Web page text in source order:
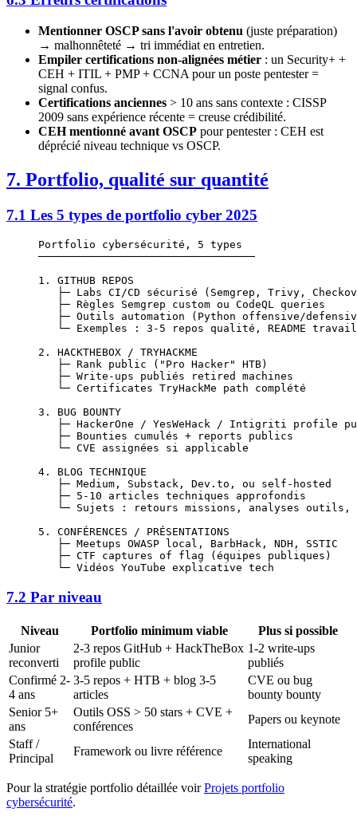
Mentionner OSCP sans l'avoir obtenu (juste préparation)
→ malhonnêteté → tri immédiat en entretien.
Empiler certifications non-alignées métier : un Security+ +
CEH + ITIL + PMP + CCNA pour un poste pentester =
signal confus.
Certifications anciennes > 10 ans sans contexte : CISSP
2009 sans expérience récente = creuse crédibilité.
CEH mentionné avant OSCP pour pentester : CEH est
déprécié niveau technique vs OSCP.
7. Portfolio, qualité sur quantité
7.1 Les 5 types de portfolio cyber 2025
Portfolio cybersécurité, 5 types
──────────────────────────────────
1. GITHUB REPOS
├─ Labs CI/CD sécurisé (Semgrep, Trivy,
   ├─ Règles Semgrep custom ou CodeQL queries
├─ Outils automation (Python offensive/
└─ Exemples : 3-5 repos qualité, README
2. HACKTHEBOX / TRYHACKME
   ├─ Rank public ("Pro Hacker" HTB)
   ├─ Write-ups publiés retired machines
   └─ Certificates TryHackMe path complété
3. BUG BOUNTY
├─ HackerOne / YesWeHack / Intigriti profile
   ├─ Bounties cumulés + reports publics
   └─ CVE assignées si applicable
4. BLOG TECHNIQUE
   ├─ Medium, Substack, Dev.to, ou self-hosted
   ├─ 5-10 articles techniques approfondis
└─ Sujets : retours missions, analyses outils,
5. CONFÉRENCES / PRÉSENTATIONS
   ├─ Meetups OWASP local, BarbHack, NDH, SSTIC
   ├─ CTF captures of flag (équipes publiques)
   └─ Vidéos YouTube explicative tech
7.2 Par niveau
Niveau Portfolio minimum viable
Plus si possible
Junior
reconverti
2-3 repos GitHub + HackTheBox
profile public
1-2 write-ups
publiés
Confirmé 2-
4 ans
3-5 repos + HTB + blog 3-5
articles
CVE ou bug
bounty bounty
Senior 5+
ans
Outils OSS > 50 stars + CVE +
conférences
Papers ou keynote
Staff /
Principal
Framework ou livre référence
International
speaking
Pour la stratégie portfolio détaillée voirProjets portfolio
cybersécurité.